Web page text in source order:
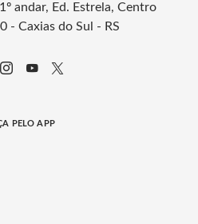
andar, Ed. Estrela, Centro
- Caxias do Sul - RS
PELO APP